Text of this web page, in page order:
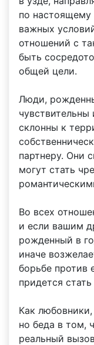
по
важных
отношений с
быть
общей цели.
Люди,
склонны к
партнеру. Они
могут стать
Во всех
и если вашим
рожденный в
иначе
борьбе против
придется
Как
но беда в том,
реальный